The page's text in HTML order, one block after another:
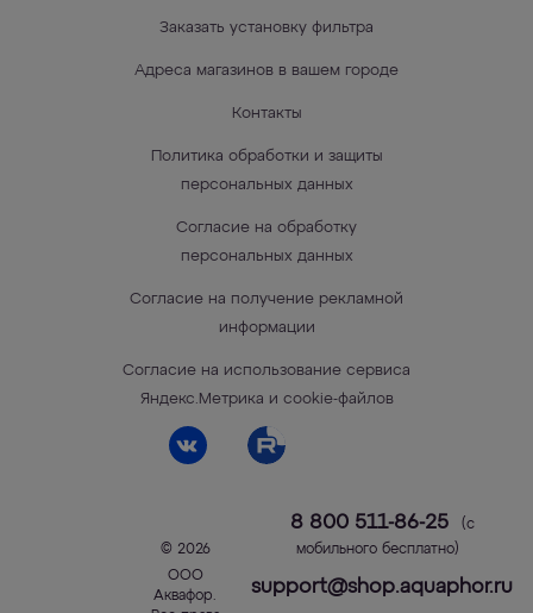
Заказать установку фильтра
Адреса магазинов в вашем городе
Контакты
Политика обработки и защиты
персональных данных
Согласие на обработку
персональных данных
Согласие на получение рекламной
информации
Согласие на использование сервиса
Яндекс.Метрика и cookie-файлов
© 2026
ООО
Аквафор.
8 800 511-86-25
(с
мобильного бесплатно)
support@shop.aquaphor.ru